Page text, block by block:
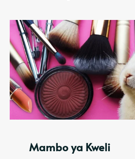
Mambo ya Kweli